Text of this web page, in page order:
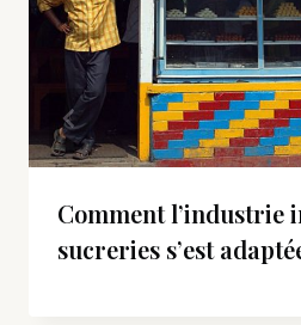
Comment l’industrie
sucreries s’est